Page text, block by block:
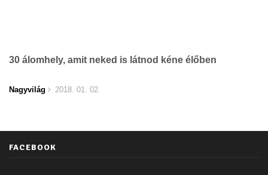
30 álomhely, amit neked is látnod kéne élőben
Nagyvilág 2018. 01. 02.
FACEBOOK